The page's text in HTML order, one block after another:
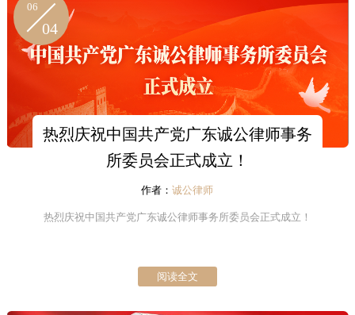
享，共同为国内住建部门、物业协会、企业和物业管理从业
人体提供以专业法律为核心的综合法律培训、顾问及代理服
务。
06
04
热烈庆祝中国共产党广东诚公律师事务
所委员会正式成立！
作者：诚公律师
热烈庆祝中国共产党广东诚公律师事务所委员会正式成立！
阅读全文